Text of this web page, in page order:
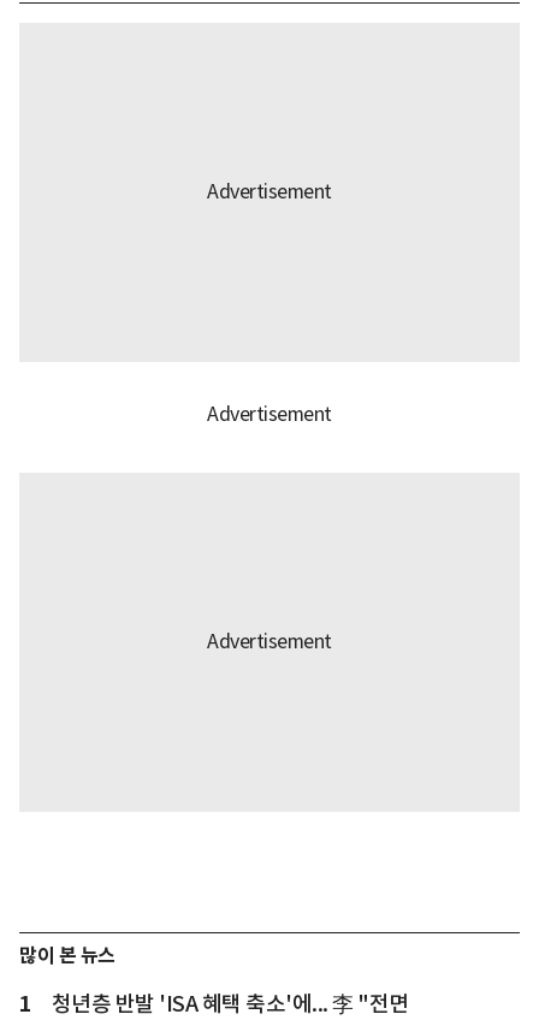
많이 본 뉴스
1
청년층 반발 'ISA 혜택 축소'에... 李 "전면